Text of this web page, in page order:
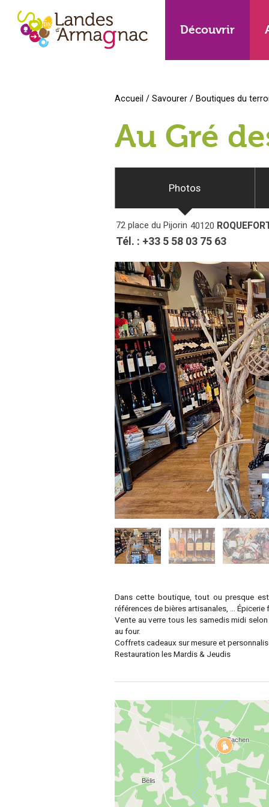
Découvrir
Accueil / Savourer / Boutiques du
Au Gré
Photos
72 place du Pijorin 40120
Tél. : +33 5 58 03 75 63
Dans cette boutique, tout ou presque
références de bières artisanales, ...
Vente au verre tous les samedis midi
au four.
Coffrets cadeaux sur mesure et
Restauration les Mardis & Jeudis